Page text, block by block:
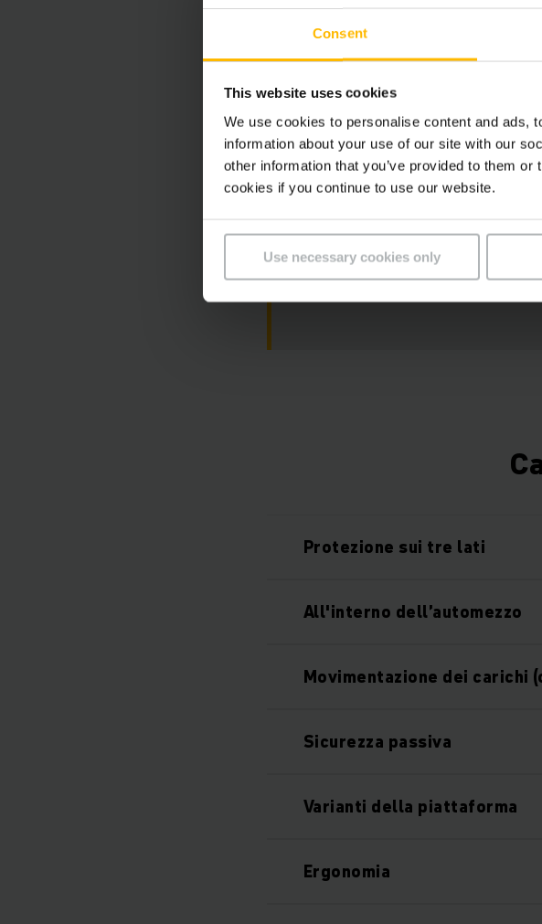
Consent
This website uses cookies
We use cookies to personalise content and ads,
information about your use of our site with our
other information that you’ve provided to them
cookies if you continue to use our website.
Use necessary cookies only
Il contenuto richiede il
Sfortunatamente questo
preferenze dei cookie correnti.
Si prega di accettare i cookie
visualizzare questo contenuto.
Protezione sui tre lati
All'interno dell’automezzo
Movimentazione dei carichi
Sicurezza passiva
Varianti della piattaforma
Ergonomia